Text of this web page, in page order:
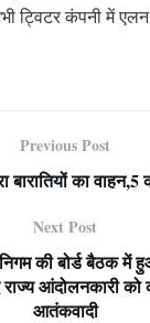
ट्विटर कंपनी में
Previous Post
बारातियों का
Next Post
की बोर्ड बैठक में
राज्य आंदोलनकारी
आतंकवादी